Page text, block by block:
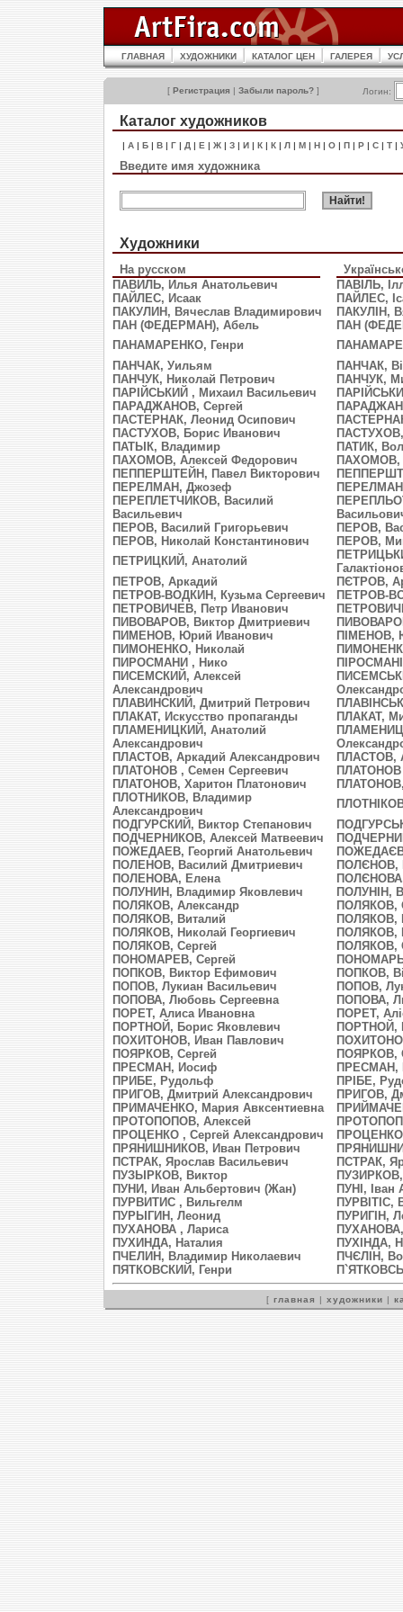
ГЛАВНАЯ ХУДОЖНИКИ КАТАЛОГ ЦЕН ГАЛЕРЕЯ
[ Регистрация | Забыли пароль? ] Логин:
Каталог художников
| А | Б | В | Г | Д | Е | Ж | З | И | К | К | Л | М | Н | О | П | Р | С | Т |
Введите имя художника
Художники
На русском
ПАВИЛЬ, Илья Анатольевич
ПАВІЛЬ,
ПАЙЛЕС, Исаак
ПAЙЛЕС,
ПАКУЛИН, Вячеслав Владимирович
ПАКУЛІН,
ПАН (ФЕДЕРМАН), Абель
ПАН
ПАНАМАРЕНКО, Генри
ПАНЧАК, Уильям
ПАНЧАК,
ПАНЧУК, Николай Петрович
ПАНЧУК,
ПАРІЙСЬКИЙ , Михаил Васильевич
ПАРАДЖАНОВ, Сергей
ПАСТЕРНАК, Леонид Осипович
ПАСТУХОВ, Борис Иванович
ПАСТУХОВ,
ПАТЫК, Владимир
ПАТИК,
ПАХОМОВ, Алексей Федорович
ПАХОМОВ,
ПЕППЕРШТЕЙН, Павел Викторович
ПЕРЕЛМАН, Джозеф
ПЕРЕПЛЕТЧИКОВ, Василий
Васильевич
ПЕРОВ, Василий Григорьевич
ПЕРОВ,
ПЕРОВ, Николай Константинович
ПЕРОВ,
ПЕТРИЦКИЙ, Анатолий
ПЕТРОВ, Аркадий
ПЄТРОВ,
ПЕТРОВ-ВОДКИН, Кузьма Сергеевич
ПЕТРОВ-
ПЕТРОВИЧЕВ, Петр Иванович
ПИВОВАРОВ, Виктор Дмитриевич
ПИМЕНОВ, Юрий Иванович
ПІМЕНОВ,
ПИМОНЕНКО, Николай
ПИРОСМАНИ , Нико
ПИСЕМСКИЙ, Алексей
Александрович
ПЛАВИНСКИЙ, Дмитрий Петрович
ПЛАКАТ, Искусство пропаганды
ПЛАКАТ,
ПЛАМЕНИЦКИЙ, Анатолий
Александрович
ПЛАСТОВ, Аркадий Александрович
ПЛАСТОВ,
ПЛАТОНОВ , Семен Сергеевич
ПЛАТОНОВ
ПЛАТОНОВ, Харитон Платонович
ПЛОТНИКОВ, Владимир
Александрович
ПОДГУРСКИЙ, Виктор Степанович
ПОДЧЕРНИКОВ, Алексей Матвеевич
ПОЖЕДАЕВ, Георгий Анатольевич
ПОЖЕДАЄВ,
ПОЛЕНОВ, Василий Дмитриевич
ПОЛЄНОВ,
ПОЛЕНОВА, Елена
ПОЛУНИН, Владимир Яковлевич
ПОЛУНІН,
ПОЛЯКОВ, Александр
ПОЛЯКОВ,
ПОЛЯКОВ, Виталий
ПОЛЯКОВ,
ПОЛЯКОВ, Николай Георгиевич
ПОЛЯКОВ,
ПОЛЯКОВ, Сергей
ПОЛЯКОВ,
ПОНОМАРЕВ, Сергей
ПОПКОВ, Виктор Ефимович
ПОПКОВ,
ПОПОВ, Лукиан Васильевич
ПОПОВ,
ПОПОВА, Любовь Сергеевна
ПОПОВА,
ПОРЕТ, Алиса Ивановна
ПОРЕТ,
ПОРТНОЙ, Борис Яковлевич
ПОРТНОЙ,
ПОХИТОНОВ, Иван Павлович
ПОЯРКОВ, Сергей
ПОЯРКОВ,
ПРЕСМАН, Иосиф
ПРЕСМАН,
ПРИБЕ, Рудольф
ПРІБЕ,
ПРИГОВ, Дмитрий Александрович
ПРИГОВ,
ПРИМАЧЕНКО, Мария Авксентиевна
ПРОТОПОПОВ, Алексей
ПРОЦЕНКО , Сергей Александрович
ПРОЦЕНКО
ПРЯНИШНИКОВ, Иван Петрович
ПСТРАК, Ярослав Васильевич
ПСТРАК,
ПУЗЫРКОВ, Виктор
ПУЗИРКОВ,
ПУНИ, Иван Альбертович (Жан)
ПУНІ,
ПУРВИТИС , Вильгелм
ПУРВІТІС,
ПУРЫГИН, Леонид
ПУРИГІН,
ПУХАНОВА , Лариса
ПУХИНДА, Наталия
ПУХІНДА,
ПЧЕЛИН, Владимир Николаевич
ПЧЄЛІН,
ПЯТКОВСКИЙ, Генри
[ главная | художники |